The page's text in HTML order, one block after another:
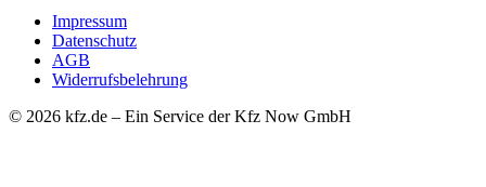
Impressum
Datenschutz
AGB
Widerrufsbelehrung
© 2026 kfz.de – Ein Service der Kfz Now GmbH